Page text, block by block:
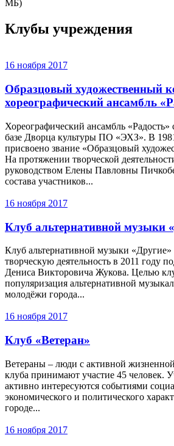
МБ)
Клубы учреждения
16 ноября 2017
Образцовый художественный
хореографический ансамбль
Хореографический ансамбль «Радость»
базе Дворца культуры ПО «ЭХЗ». В
присвоено звание «Образцовый
На протяжении творческой
руководством Елены Павловны
состава участников...
16 ноября 2017
Клуб альтернативной музыки
Клуб альтернативной музыки «Другие»
творческую деятельность в 2011 году
Дениса Викторовича Жукова. Целью
популяризация альтернативной
молодёжи города...
16 ноября 2017
Клуб «Ветеран»
Ветераны – люди с активной
клуба принимают участие 45 человек.
активно интересуются событиями
экономического и политического
городе...
16 ноября 2017